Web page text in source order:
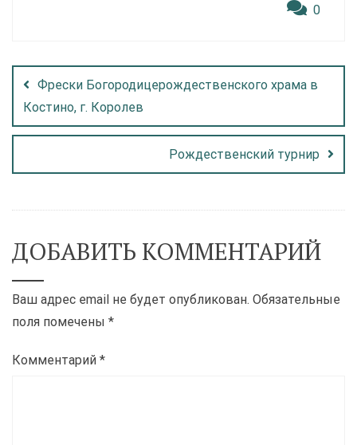
0
Фрески Богородице­рождественского храма в
Костино, г. Королев
Рождественский турнир
ДОБАВИТЬ КОММЕНТАРИЙ
Ваш адрес email не будет опубликован. Обязательные
поля помечены *
Комментарий *